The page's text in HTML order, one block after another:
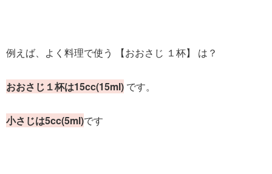
例えば、よく料理で使う 【おおさじ １杯】 は？
おおさじ１杯は15cc(15ml)です。
小さじは5cc(5ml)です